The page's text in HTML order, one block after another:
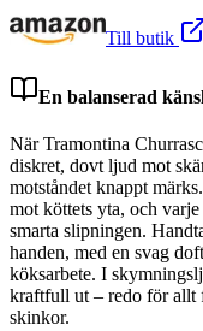
Till butik
En balanserad
När Tramontina
diskret, dovt ljud mot
motståndet knappt
mot köttets yta, och
smarta slipningen.
handen, med en svag
köksarbete. I
kraftfull ut – redo för allt
skinkor.